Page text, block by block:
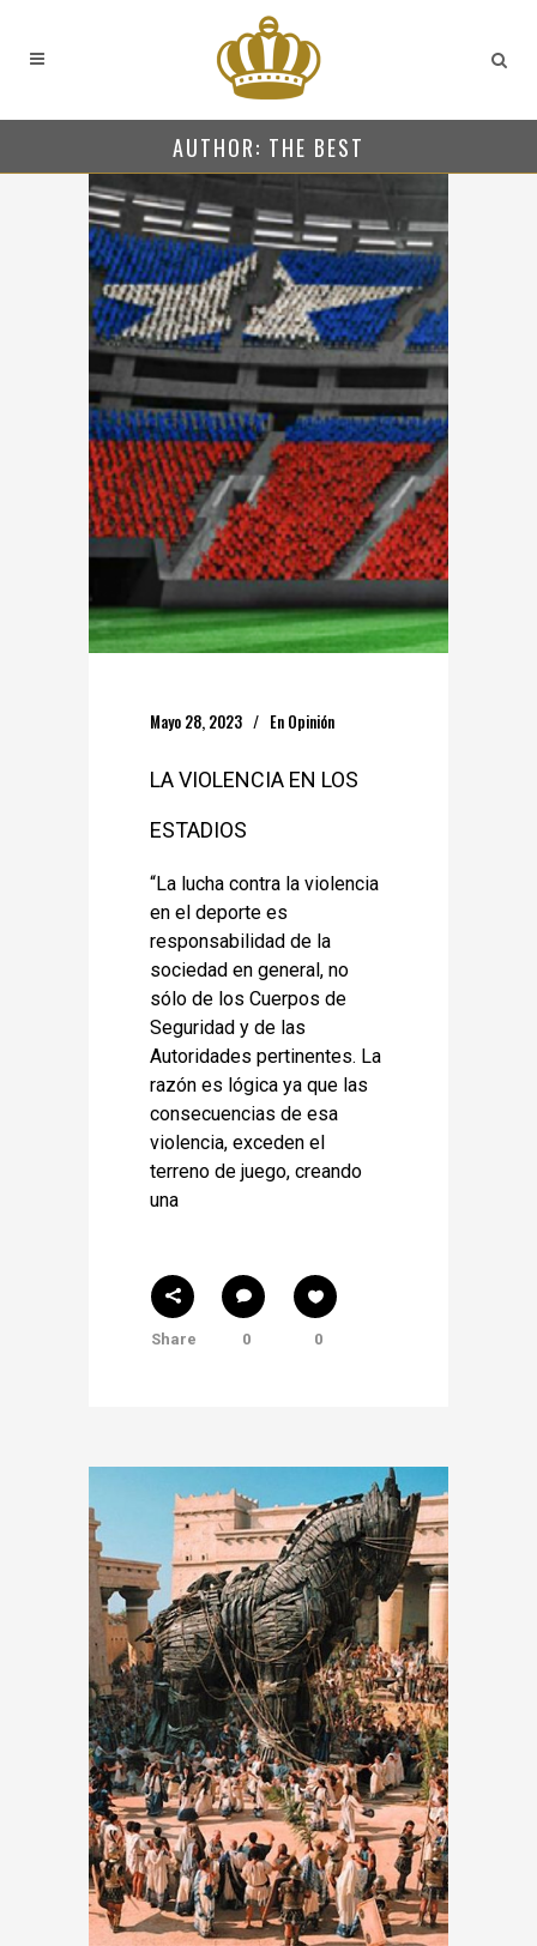
AUTHOR: THE BEST
Mayo 28, 2023 En Opinión
LA VIOLENCIA EN LOS
ESTADIOS
“La lucha contra la violencia
en el deporte es
responsabilidad de la
sociedad en general, no
sólo de los Cuerpos de
Seguridad y de las
Autoridades pertinentes. La
razón es lógica ya que las
consecuencias de esa
violencia, exceden el
terreno de juego, creando
una
Share 0 0